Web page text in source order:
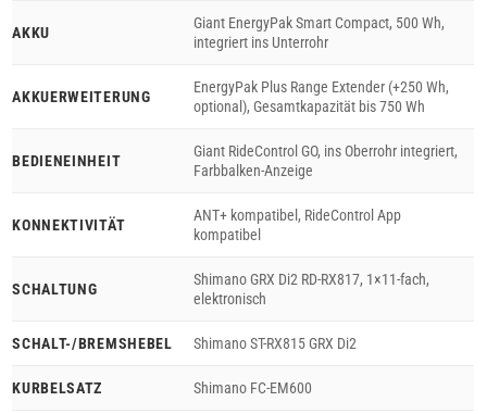
AKKU
Giant EnergyPak Smart Compact, 500 Wh,
integriert ins Unterrohr
AKKUERWEITERUNG
EnergyPak Plus Range Extender (+250 Wh,
optional), Gesamtkapazität bis 750 Wh
BEDIENEINHEIT
Giant RideControl GO, ins Oberrohr integriert,
Farbbalken-Anzeige
KONNEKTIVITÄT
ANT+ kompatibel, RideControl App
kompatibel
SCHALTUNG
Shimano GRX Di2 RD-RX817, 1×11-fach,
elektronisch
SCHALT-/BREMSHEBEL Shimano ST-RX815 GRX Di2
KURBELSATZ Shimano FC-EM600